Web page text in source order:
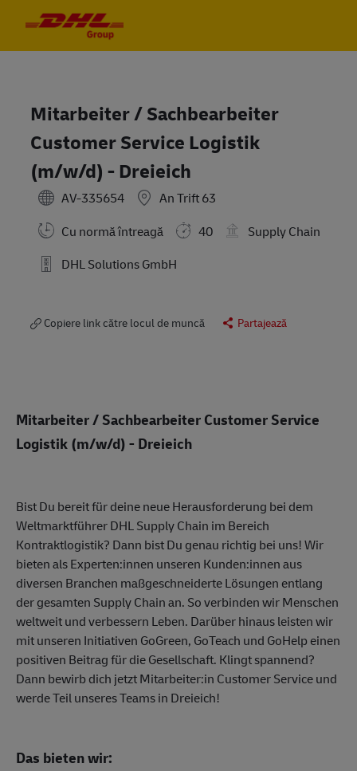
Mitarbeiter / Sachbearbeiter
Customer Service Logistik
(m/w/d) - Dreieich
AV-335654
An Trift 63
Cu normă întreagă
40
Supply Chain
DHL Solutions GmbH
Copiere link către locul de muncă Partajează
Mitarbeiter / Sachbearbeiter Customer Service
Logistik (m/w/d) - Dreieich
Bist Du bereit für deine neue Herausforderung bei dem
Weltmarktführer DHL Supply Chain im Bereich
Kontraktlogistik? Dann bist Du genau richtig bei uns! Wir
bieten als Experten:innen unseren Kunden:innen aus
diversen Branchen maßgeschneiderte Lösungen entlang
der gesamten Supply Chain an. So verbinden wir Menschen
weltweit und verbessern Leben. Darüber hinaus leisten wir
mit unseren Initiativen GoGreen, GoTeach und GoHelp einen
positiven Beitrag für die Gesellschaft. Klingt spannend?
Dann bewirb dich jetzt Mitarbeiter:in Customer Service und
werde Teil unseres Teams in Dreieich!
Das bieten wir: